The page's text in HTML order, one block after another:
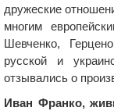
дружеские
многим
Шевченко,
русской и
отзывались о
Иван Франко,